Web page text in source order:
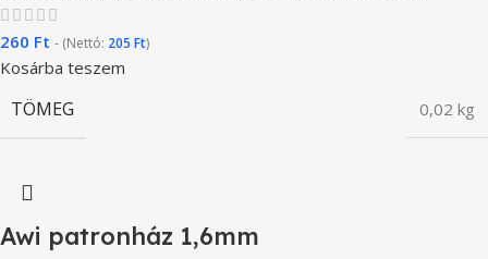
260 Ft - (Nettó: 205 Ft)
Kosárba teszem
TÖMEG 0,02 kg
Awi patronház 1,6mm